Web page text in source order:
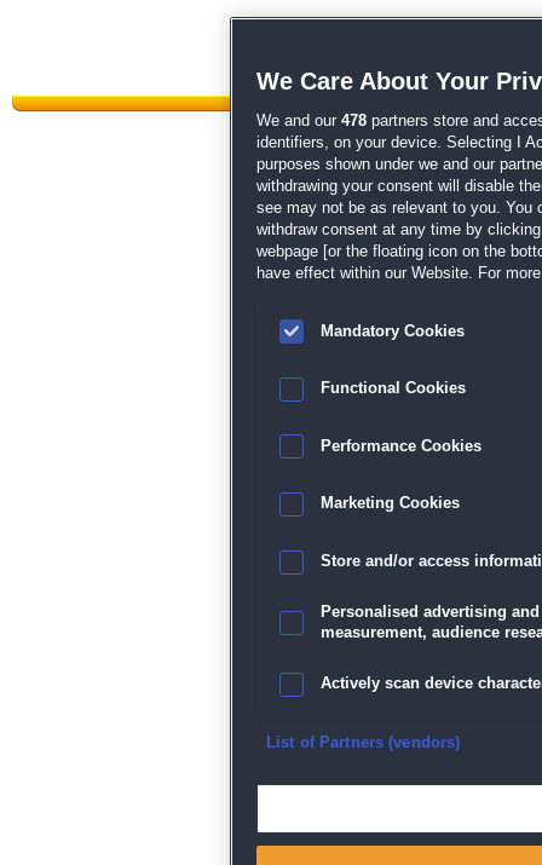
Datenschutz|AGB|Impressum
We Care About Your
We and our 478 partners store and
identifiers, on your device. Selecting I
purposes shown under we and our
withdrawing your consent will disable
see may not be as relevant to you. You
withdraw consent at any time by
webpage [or the floating icon on the
have effect within our Website. For
Mandatory Cookies
Functional Cookies
Performance Cookies
Marketing Cookies
Store and/or access
Personalised advertising
measurement, audience
Actively scan device
Ensure security, prevent
List of Partners (vendors)